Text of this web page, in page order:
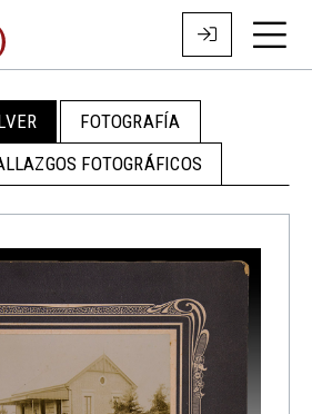
FOTOGRAFÍA
FOTOGRÁFICOS